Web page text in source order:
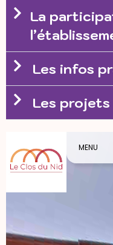
La
Les infos
Les projets